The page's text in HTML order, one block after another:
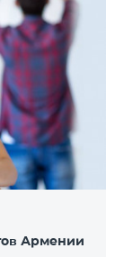
Армении